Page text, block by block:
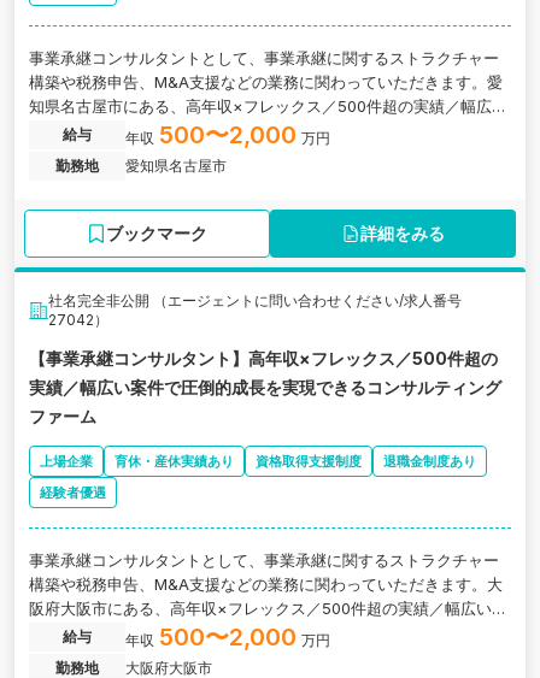
事業承継コンサルタントとして、事業承継に関するストラクチャー
構築や税務申告、M&A支援などの業務に関わっていただきます。愛
知県名古屋市にある、高年収×フレックス／500件超の実績／幅広い
案件で圧倒的成長を実現できるコンサルティング会社の求人です。
給与 年収 500〜2,000 万円
勤務地
愛知県名古屋市
ブックマーク 詳細をみる
社名完全非公開 （エージェントに問い合わせください/求人番号
27042）
【事業承継コンサルタント】高年収×フレックス／500件超の
実績／幅広い案件で圧倒的成長を実現できるコンサルティング
ファーム
上場企業 育休・産休実績あり 資格取得支援制度
退職金制度あり
経験者優遇
事業承継コンサルタントとして、事業承継に関するストラクチャー
構築や税務申告、M&A支援などの業務に関わっていただきます。大
阪府大阪市にある、高年収×フレックス／500件超の実績／幅広い案
件で圧倒的成長を実現できるコンサルティングファームの求人で
す。
給与 年収 500〜2,000 万円
勤務地
大阪府大阪市